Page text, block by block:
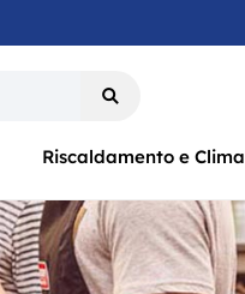
Riscaldamento e Clima